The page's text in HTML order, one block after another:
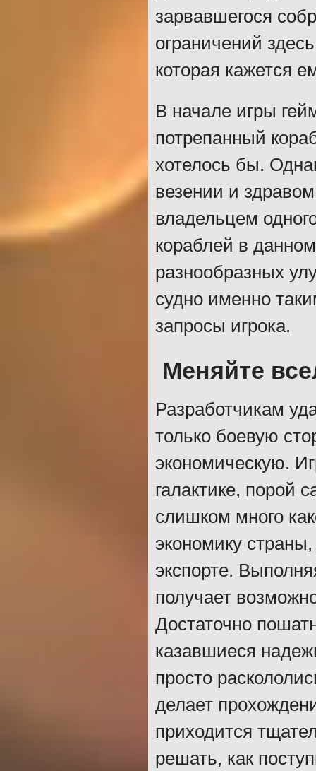
зарвавшегося
ограничений
которая кажется
В начале игры
потрепанный
хотелось бы.
везении и
владельцем
кораблей в
разнообразных
судно именно
запросы игрока.
Меняйте
Разработчикам
только боевую
экономическую.
галактике, порой
слишком много
экономику
экспорте.
получает
Достаточно
казавшиеся
просто
делает
приходится
решать, как